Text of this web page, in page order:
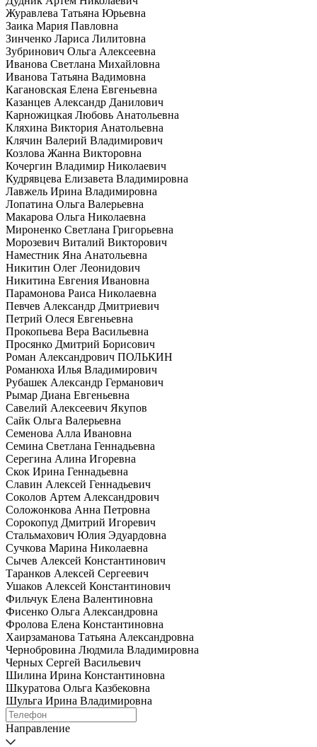
Журавлева Татьяна Юрьевна
Заика Мария Павловна
Зинченко Лариса Лилитовна
Зубринович Ольга Алексеевна
Иванова Светлана Михайловна
Иванова Татьяна Вадимовна
Кагановская Елена Евгеньевна
Казанцев Александр Данилович
Карножицкая Любовь Анатольевна
Кляхина Виктория Анатольевна
Клячин Валерий Владимирович
Козлова Жанна Викторовна
Кочергин Владимир Николаевич
Кудрявцева Елизавета Владимировна
Лавжель Ирина Владимировна
Лопатина Ольга Валерьевна
Макарова Ольга Николаевна
Мироненко Светлана Григорьевна
Морозевич Виталий Викторович
Наместник Яна Анатольевна
Никитин Олег Леонидович
Никитина Евгения Ивановна
Парамонова Раиса Николаевна
Певчев Александр Дмитриевич
Петрий Олеся Евгеньевна
Прокопьева Вера Васильевна
Просянко Дмитрий Борисович
Роман Александрович ПОЛЬКИН
Романюха Илья Владимирович
Рубашек Александр Германович
Рымар Диана Евгеньевна
Савелий Алексеевич Якупов
Сайк Ольга Валерьевна
Семенова Алла Ивановна
Семина Светлана Геннадьевна
Серегина Алина Игоревна
Скок Ирина Геннадьевна
Славин Алексей Геннадьевич
Соколов Артем Александрович
Соложонкова Анна Петровна
Сорокопуд Дмитрий Игоревич
Стальмахович Юлия Эдуардовна
Сучкова Марина Николаевна
Сычев Алексей Константинович
Таранков Алексей Сергеевич
Ушаков Алексей Константинович
Фильчук Елена Валентиновна
Фисенко Ольга Александровна
Фролова Елена Константиновна
Хаирзаманова Татьяна Александровна
Чернобровина Людмила Владимировна
Черных Сергей Васильевич
Шилина Ирина Константиновна
Шкуратова Ольга Казбековна
Шульга Ирина Владимировна
Направление